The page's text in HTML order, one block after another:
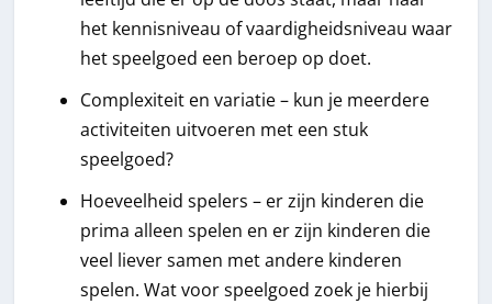
het kennisniveau of vaardigheidsniveau waar
het speelgoed een beroep op doet.
Complexiteit en variatie – kun je meerdere
activiteiten uitvoeren met een stuk
speelgoed?
Hoeveelheid spelers – er zijn kinderen die
prima alleen spelen en er zijn kinderen die
veel liever samen met andere kinderen
spelen. Wat voor speelgoed zoek je hierbij